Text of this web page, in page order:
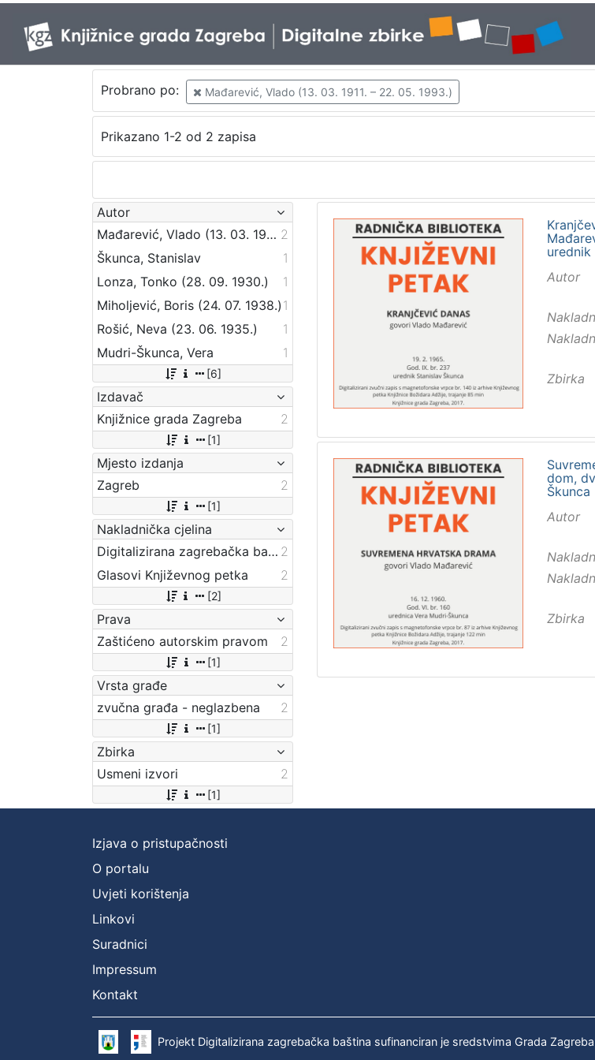
Probrano po: Mađarević, Vlado (13. 03. 1911. – 22. 05. 1993.)
Prikazano 1-2 od 2 zapisa
Autor
Mađarević, Vlado (13. 03. 1911. – 22. 05. 1993.) 2
Škunca, Stanislav
1
Lonza, Tonko (28. 09. 1930.)
1
Miholjević, Boris (24. 07. 1938.) 1
Rošić, Neva (23. 06. 1935.)
1
Mudri-Škunca, Vera
1
[6]
Izdavač
Knjižnice grada Zagreba
2
[1]
Mjesto izdanja
Zagreb
2
[1]
Nakladnička cjelina
Digitalizirana zagrebačka baština 2
Glasovi Književnog petka
2
[2]
Prava
Zaštićeno autorskim pravom
2
[1]
Vrsta građe
zvučna građa - neglazbena
2
[1]
Zbirka
Usmeni izvori
2
[1]
urednik
Autor
Zbirka
dom,
Škunca
Autor
Zbirka
Izjava o pristupačnosti
O portalu
Uvjeti korištenja
Linkovi
Suradnici
Impressum
Kontakt
Projekt Digitalizirana zagrebačka baština sufinanciran je sredstvima Grada